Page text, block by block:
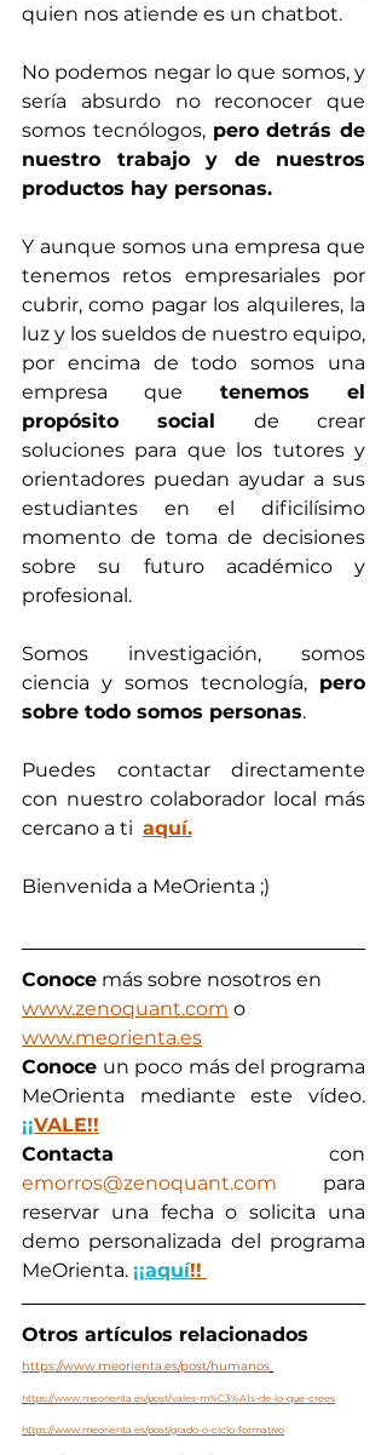
quien nos atiende es un chatbot.
No podemos negar lo que somos, y
sería absurdo no reconocer que
somos tecnólogos, pero detrás de
nuestro trabajo y de nuestros
productos hay personas.
Y aunque somos una empresa que
tenemos retos empresariales por
cubrir, como pagar los alquileres, la
luz y los sueldos de nuestro equipo,
por encima de todo somos una
empresa que tenemos el
propósito social de crear
soluciones para que los tutores y
orientadores puedan ayudar a sus
estudiantes en el dificilísimo
momento de toma de decisiones
sobre su futuro académico y
profesional.
Somos investigación, somos
ciencia y somos tecnología, pero
sobre todo somos personas.
Puedes contactar directamente
con nuestro colaborador local más
cercano a ti aquí.
Bienvenida a MeOrienta ;)
Conoce más sobre nosotros en
www.zenoquant.com o
www.meorienta.es
Conoce un poco más del programa
¡¡VALE!!
Contacta
emorros@zenoquant.com para
reservar una fecha o solicita una
demo personalizada del programa
MeOrienta. ¡¡aquí!!
Otros artículos relacionados
https://www.meorienta.es/post/humanos
https://www.meorienta.es/post/vales-m%C3%A1s-de-lo-que-crees
https://www.meorienta.es/post/grado-o-ciclo-formativo